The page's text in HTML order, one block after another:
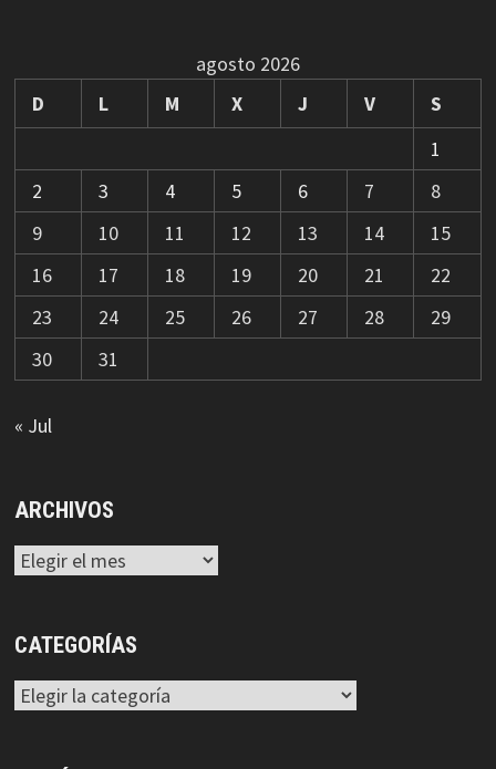
agosto 2026
D
L M X J V
S
1
2
3 4 5 6 7
8
9
10 11 12 13 14
15
16
17 18 19 20 21
22
23
24 25 26 27 28
29
30
31
« Jul
ARCHIVOS
Archivos
CATEGORÍAS
Categorías